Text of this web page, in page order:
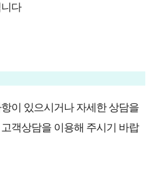
다
이 있으시거나 자세한 상담을
객상담을 이용해 주시기 바랍